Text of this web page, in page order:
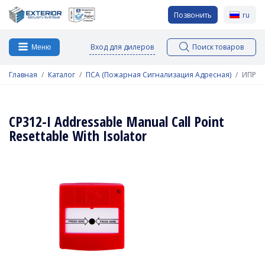
Позвонить ru
Меню Вход для дилеров Поиск товаров
Главная Каталог ПСА (Пожарная Сигнализация Адресная) ИПР
CP312-I Addressable Manual Call Point
Resettable With Isolator